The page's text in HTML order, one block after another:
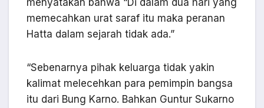
memecahkan urat saraf itu maka peranan
Hatta dalam sejarah tidak ada.”
“Sebenarnya pihak keluarga tidak yakin
kalimat melecehkan para pemimpin bangsa
itu dari Bung Karno. Bahkan Guntur Sukarno